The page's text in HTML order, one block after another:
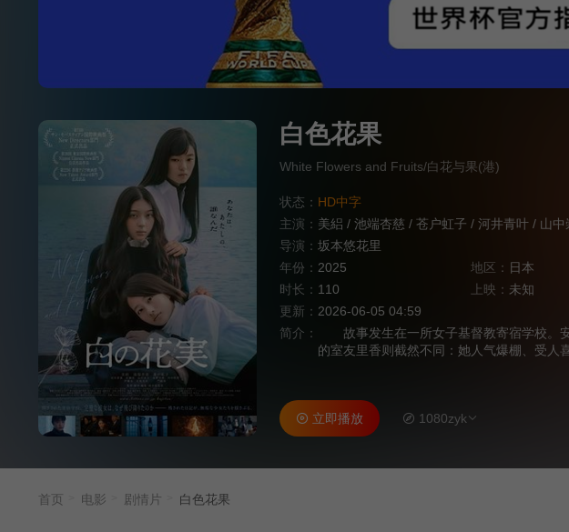
白色花果
White Flowers and Fruits‎/白花与果(港)
状态： HD中字
主演： 美絽 / 池端杏慈 / 苍户虹子 / 河井青叶 / 山中
导演： 坂本悠花里
年份： 2025 地区： 日本
时长： 110 上映： 未知
更新： 2026-06-05 04:59
简介：
故事发生在一所女子基督教寄宿学校。
的室友里香则截然不同：她人气爆棚、受人
魂在自己面前显现，并且正慢慢渗入她的身
立即播放 1080zyk
首页 电影 剧情片 白色花果